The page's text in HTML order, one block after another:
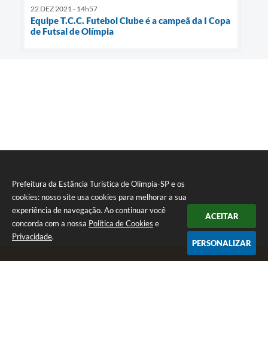
Prefeitura da Estância Turística de Olímpia-SP e os
cookies: nosso site usa cookies para melhorar a sua
experiência de navegação. Ao continuar você
concorda com a nossa Política de Cookies e
Privacidade.
ACEITAR
PERSONALIZAR
22 DEZ 2021 - 14h57
Equipe T.C.C. Futebol Clube é a campeã da I Copa
de Futsal de Olímpia